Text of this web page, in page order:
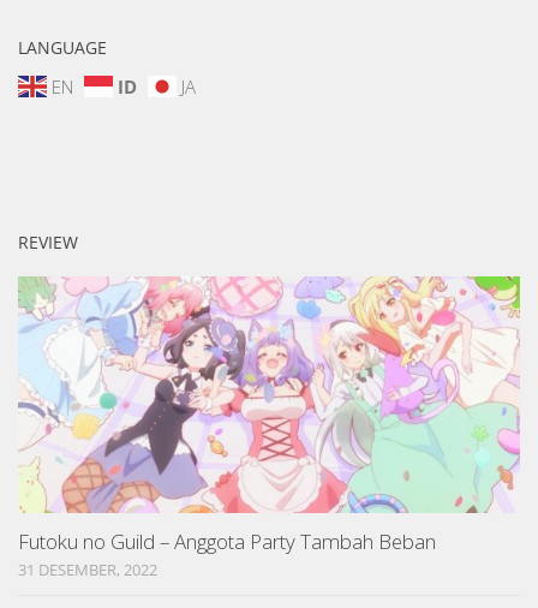
LANGUAGE
EN ID JA
REVIEW
Futoku no Guild – Anggota Party Tambah Beban
31 DESEMBER, 2022